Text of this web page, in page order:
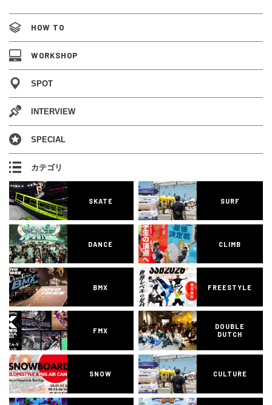
HOW TO
WORKSHOP
SPOT
INTERVIEW
SPECIAL
カテゴリ
SKATE SURF
DANCE CLIMB
BMX FREESTYLE
FMX
DOUBLE
DUTCH
SNOW CULTURE